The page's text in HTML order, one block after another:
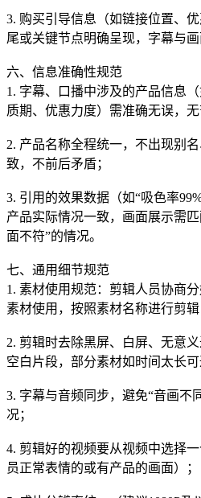
3. 购买引导信息（如链接位置、
尾或关键节点明确呈现，字幕与画
六、信息准确性规范
1. 字幕、口播中涉及的产品信息
质期、优惠力度）需准确无误，无
2. 产品名称全程统一，不出现别
致，不前后矛盾；
3. 引用的效果数据（如“吸色率
产品实际情况一致，画面展示需
面不符”的情况。
七、通用细节规范
1. 素材使用规范：剪辑人员协商
素材使用，按照素材名称进行剪辑
2. 剪辑时去除黑屏、白屏、无意
空白片段，部分素材如时间太长可
3. 字幕与音频同步，避免“音画不
况；
4. 剪辑好的视频要从视频中选择
员正常表情的或有产品的画面）；